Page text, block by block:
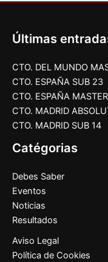
Últimas
CTO. DEL MUNDO
CTO. ESPAÑA SUB 23
CTO. ESPAÑA MASTER
CTO. MADRID
CTO. MADRID SUB 14
Catégorias
Debes Saber
Eventos
Noticias
Resultados
Aviso Legal
Política de Cookies